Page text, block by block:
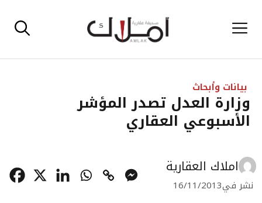
إلى القائمة
بيانات وأبحاث
وزارة العدل تصدر المؤشر
الأسبوعي العقاري
املاك العقارية
نشر في16/11/2013